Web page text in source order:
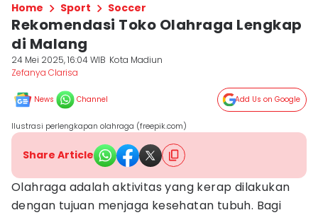
Home Sport Soccer
Rekomendasi Toko Olahraga Lengkap
di Malang
24 Mei 2025, 16:04 WIB Kota Madiun
Zefanya Clarisa
News Channel Add Us on Google
Ilustrasi perlengkapan olahraga (freepik.com)
Share Article
Olahraga adalah aktivitas yang kerap dilakukan
dengan tujuan menjaga kesehatan tubuh. Bagi